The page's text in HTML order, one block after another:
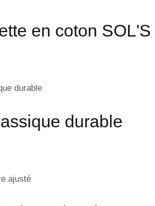
en coton SOL'S
durable